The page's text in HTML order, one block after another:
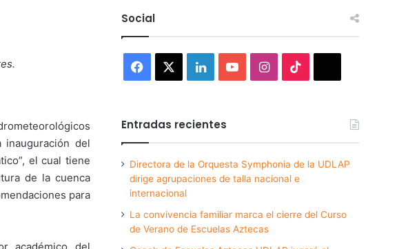
del
el cual tiene
de la cuenca
para
Social
Facebook LinkedInYouTubeInstagram
Entradas recientes
Directora de la Orquesta Symphonia de la UDLAP
dirige agrupaciones de talla nacional e
internacional
La convivencia familiar marca el cierre del Curso
de Verano de Escuelas Aztecas